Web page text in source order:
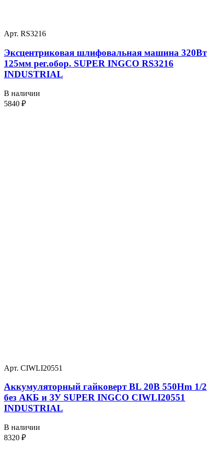
Арт. RS3216
Эксцентриковая шлифовальная машина 320Вт
125мм рег.обор. SUPER INGCO RS3216
INDUSTRIAL
В наличии
5840 ₽
Арт. CIWLI20551
Аккумуляторный гайковерт BL 20В 550Hm 1/2
без АКБ и ЗУ SUPER INGCO CIWLI20551
INDUSTRIAL
В наличии
8320 ₽